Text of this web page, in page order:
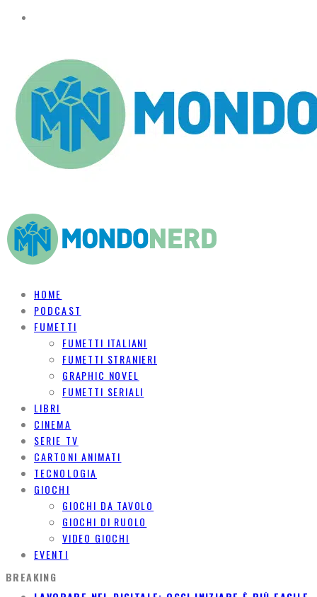
HOME
PODCAST
FUMETTI
FUMETTI ITALIANI
FUMETTI STRANIERI
GRAPHIC NOVEL
FUMETTI SERIALI
LIBRI
CINEMA
SERIE TV
CARTONI ANIMATI
TECNOLOGIA
GIOCHI
GIOCHI DA TAVOLO
GIOCHI DI RUOLO
VIDEO GIOCHI
EVENTI
BREAKING